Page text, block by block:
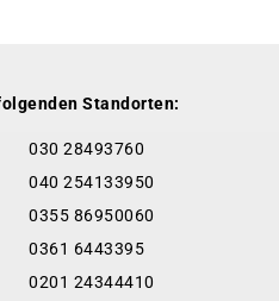
Standorten:
030 28493760
040 254133950
0355 86950060
0361 6443395
0201 24344410